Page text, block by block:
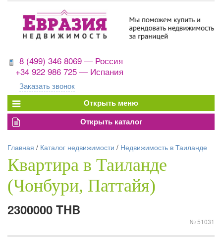
8 (499) 346 8069 — Россия
+34 922 986 725 — Испания
Заказать звонок
Главная / Каталог недвижимости / Недвижимость в Таиланде
Квартира в Таиланде
(Чонбури, Паттайя)
2300000 THB
№ 51031